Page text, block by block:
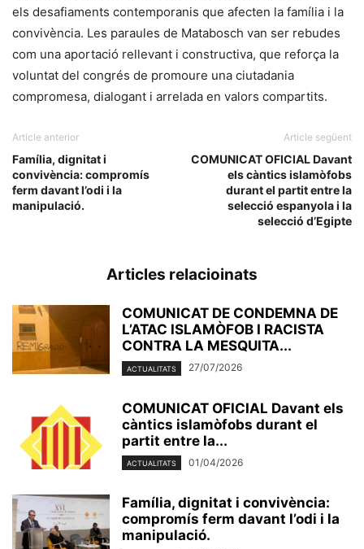
els desafiaments contemporanis que afecten la família i la
convivència. Les paraules de Matabosch van ser rebudes
com una aportació rellevant i constructiva, que reforça la
voluntat del congrés de promoure una ciutadania
compromesa, dialogant i arrelada en valors compartits.
Article anterior
Família, dignitat i
convivència: compromís
ferm davant l’odi i la
manipulació.
Article següent
COMUNICAT OFICIAL Davant
els càntics islamòfobs
durant el partit entre la
selecció espanyola i la
selecció d’Egipte
Articles relacioinats
COMUNICAT DE CONDEMNA DE
L’ATAC ISLAMÒFOB I RACISTA
CONTRA LA MESQUITA...
ACTUALITATS 27/07/2026
COMUNICAT OFICIAL Davant els
càntics islamòfobs durant el
partit entre la...
ACTUALITATS 01/04/2026
Família, dignitat i convivència:
compromís ferm davant l’odi i la
manipulació.